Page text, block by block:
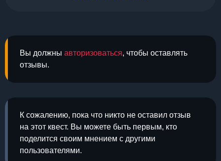
Вы должны авторизоваться, чтобы оставлять
отзывы.
К сожалению, пока что никто не оставил отзыв
на этот квест. Вы можете быть первым, кто
поделится своим мнением с другими
пользователями.